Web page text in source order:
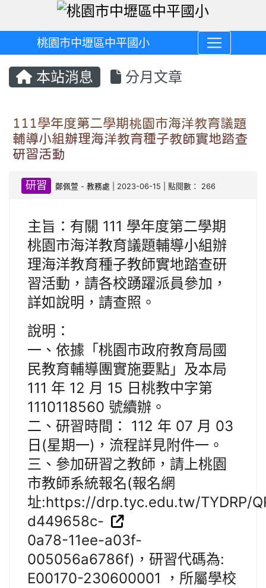
桃園市中壢區中平國小
本站消息 分月文章
111學年度第二學期桃園市海洋教育議題
輔導小組辦理海洋教育種子教師實地踏查
研習活動
研習 鄭佩萱 -教務處 | 2023-06-15 | 點閱數： 266
主旨：有關 111 學年度第二學期
桃園市海洋教育議題輔導小組辦
理海洋教育種子教師實地踏查研
習活動，請各校踴躍派員參加，
詳如說明，請查照。
說明：
一、依據「桃園市政府教育局國
民教育輔導團實施要點」及本局
111 年 12 月 15 日桃教中字第
1110118560 號續辦。
二、研習時間： 112 年 07 月 03
日(星期一)，流程詳見附件一。
三、參加研習之教師，請上桃園
市教師系統報名(報名網
址:https://drp.tyc.edu.tw/TYDRP/
d449658c-
0a78-11ee-a03f-
005056a6786f)，研習代碼為:
E00170-230600001 ，所屬學校